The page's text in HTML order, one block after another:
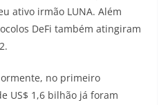
ativo irmão LUNA. Além
DeFi também atingiram
no primeiro
US$ 1,6 bilhão já foram